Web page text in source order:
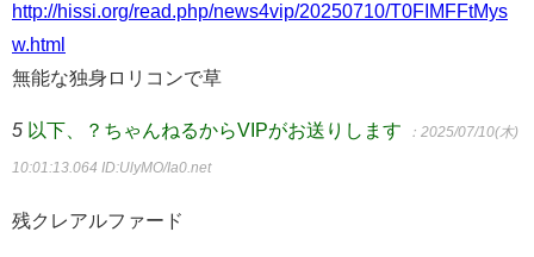
http://hissi.org/read.php/news4vip/20250710/T0FIMFFtMys
w.html
無能な独身ロリコンで草
5 以下、？ちゃんねるからVIPがお送りします ：2025/07/10(木)
10:01:13.064 ID:UlyMO/Ia0.net
残クレアルファード